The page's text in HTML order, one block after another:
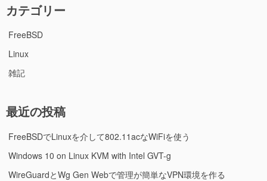
カテゴリー
FreeBSD
Linux
雑記
最近の投稿
FreeBSDでLinuxを介して802.11acなWiFiを使う
Windows 10 on Linux KVM with Intel GVT-g
WireGuardとWg Gen Webで管理が簡単なVPN環境を作る